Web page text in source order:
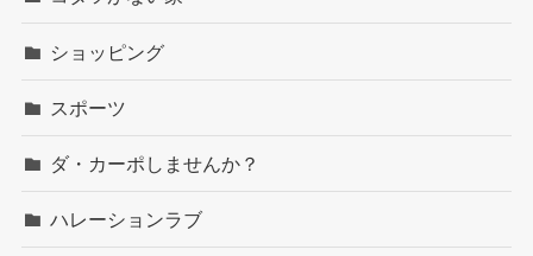
ショッピング
スポーツ
ダ・カーポしませんか？
ハレーションラブ